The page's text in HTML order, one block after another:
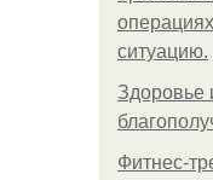
ситуацию.
Здоровье
Фитнес-